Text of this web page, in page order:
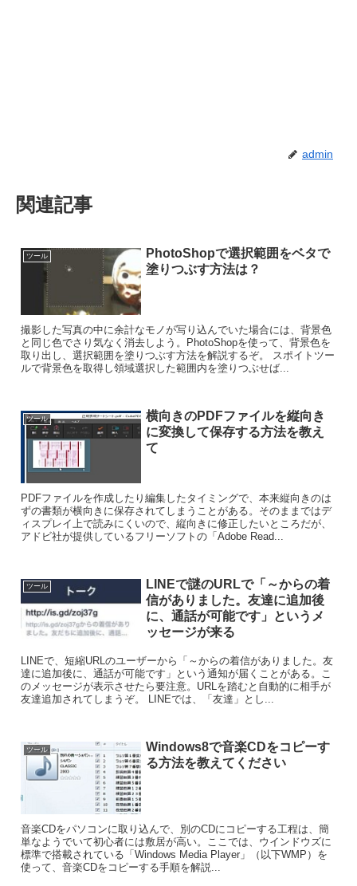
admin
関連記事
ツール
PhotoShopで選択範囲をベタで
塗りつぶす方法は？
撮影した写真の中に余計なモノが写り込んでいた場合には、背景色
と同じ色でさり気なく消去しよう。PhotoShopを使って、背景色を
取り出し、選択範囲を塗りつぶす方法を解説するぞ。 スポイトツー
ルで背景色を取得し領域選択した範囲内を塗りつぶせば...
ツール
横向きのPDFファイルを縦向き
に変換して保存する方法を教え
て
PDFファイルを作成したり編集したタイミングで、本来縦向きのは
ずの書類が横向きに保存されてしまうことがある。そのままではデ
ィスプレイ上で読みにくいので、縦向きに修正したいところだが、
アドビ社が提供しているフリーソフトの「Adobe Read...
ツール
LINEで謎のURLで「～からの着
信がありました。友達に追加後
に、通話が可能です」というメ
ッセージが来る
LINEで、短縮URLのユーザーから「～からの着信がありました。友
達に追加後に、通話が可能です」という通知が届くことがある。こ
のメッセージが表示させたら要注意。URLを踏むと自動的に相手が
友達追加されてしまうぞ。 LINEでは、「友達」とし...
ツール
Windows8で音楽CDをコピーす
る方法を教えてください
音楽CDをパソコンに取り込んで、別のCDにコピーする工程は、簡
単なようでいて初心者には敷居が高い。ここでは、ウインドウズに
標準で搭載されている「Windows Media Player」（以下WMP）を
使って、音楽CDをコピーする手順を解説...